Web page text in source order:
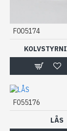
F005174
F055176
LÅS